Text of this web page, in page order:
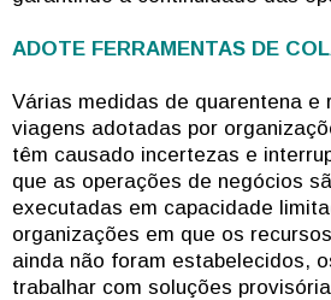
ADOTE FERRAMENTAS DE
Várias medidas de quarentena e
viagens adotadas por
têm causado incertezas e
que as operações de negócios
executadas em capacidade
organizações em que os
ainda não foram estabelecidos,
trabalhar com soluções